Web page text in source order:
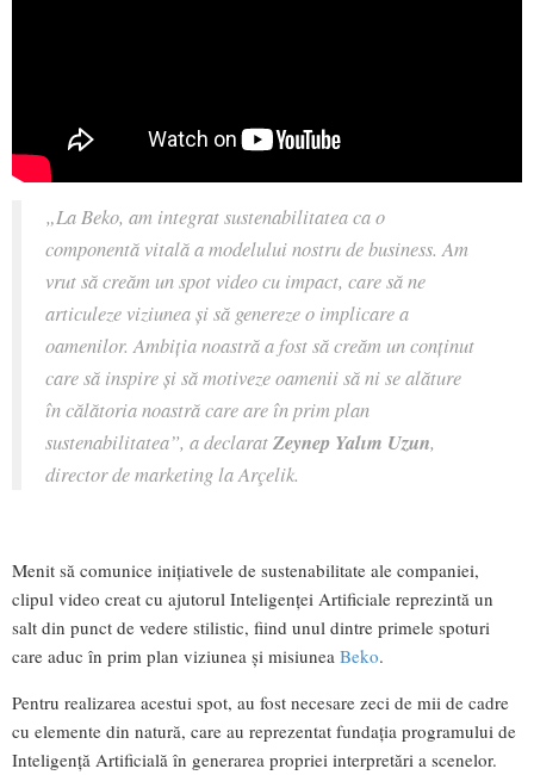
„La Beko, am integrat sustenabilitatea ca o
componentă vitală a modelului nostru de business. Am
vrut să creăm un spot video cu impact, care să ne
articuleze viziunea și să genereze o implicare a
oamenilor. Ambiția noastră a fost să creăm un conținut
care să inspire și să motiveze oamenii să ni se alăture
în călătoria noastră care are în prim plan
sustenabilitatea”, a declaratZeynep Yalım Uzun,
director de marketing la Arçelik.
Menit să comunice inițiativele de sustenabilitate ale companiei,
clipul video creat cu ajutorul Inteligenței Artificiale reprezintă un
salt din punct de vedere stilistic, fiind unul dintre primele spoturi
care aduc în prim plan viziunea și misiunea Beko.
Pentru realizarea acestui spot, au fost necesare zeci de mii de cadre
cu elemente din natură, care au reprezentat fundația programului de
Inteligență Artificială în generarea propriei interpretări a scenelor.